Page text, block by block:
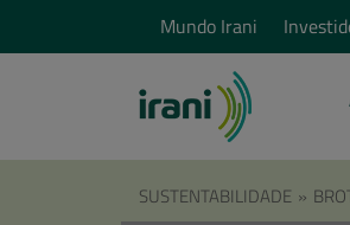
Mundo Irani
SUSTENTABILIDADE »